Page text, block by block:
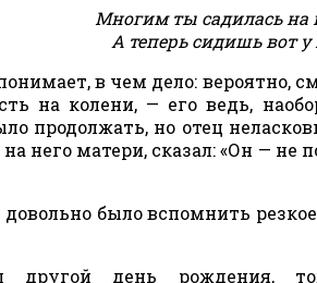
Многим ты садилась на
А теперь сидишь вот у
в чем дело: вероятно,
на колени, — его ведь,
продолжать, но отец
него матери, сказал: «Он — не
было вспомнить
день рождения,